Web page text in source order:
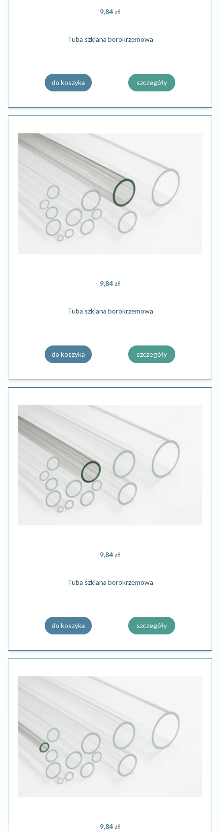
9,84 zł
Tuba szklana borokrzemowa
do koszyka szczegóły
9,84 zł
Tuba szklana borokrzemowa
do koszyka szczegóły
9,84 zł
Tuba szklana borokrzemowa
do koszyka szczegóły
9,84 zł